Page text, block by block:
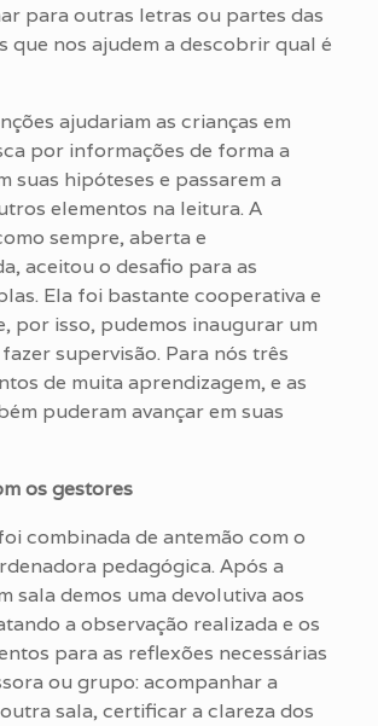
para outras letras ou partes das
que nos ajudem a descobrir qual é
ajudariam as crianças em
por informações de forma a
suas hipóteses e passarem a
elementos na leitura. A
sempre, aberta e
aceitou o desafio para as
Ela foi bastante cooperativa e
por isso, pudemos inaugurar um
supervisão. Para nós três
de muita aprendizagem, e as
puderam avançar em suas
os gestores
combinada de antemão com o
pedagógica. Após a
sala demos uma devolutiva aos
a observação realizada e os
para as reflexões necessárias
ou grupo: acompanhar a
sala, certificar a clareza dos